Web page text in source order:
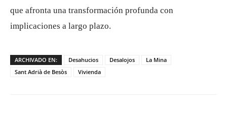
que afronta una transformación profunda con
implicaciones a largo plazo.
ARCHIVADO EN: Desahucios Desalojos
La Mina
Sant Adrià de Besòs
Vivienda